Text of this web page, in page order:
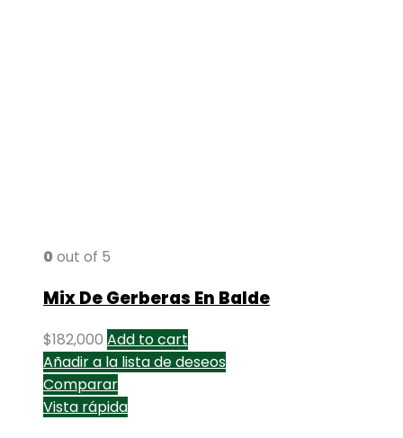
0 out of 5
Mix De Gerberas En Balde
$182,000 Add to cart
Añadir a la lista de deseos
Comparar
Vista rápida